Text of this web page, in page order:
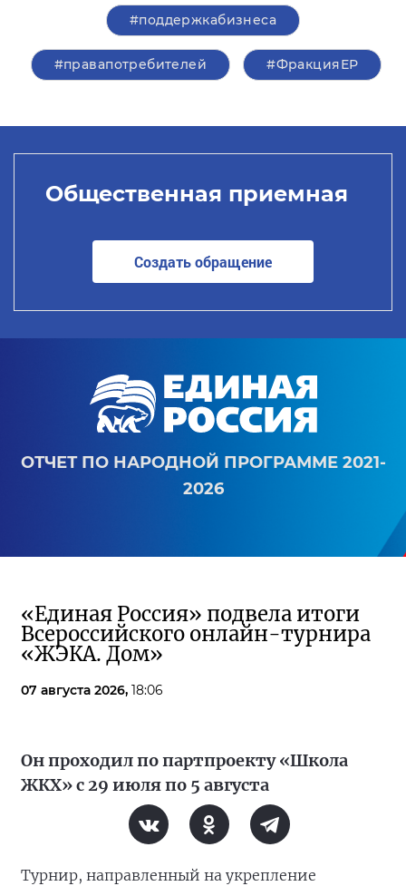
#поддержкабизнеса
#правапотребителей #ФракцияЕР
Общественная приемная
Создать обращение
ОТЧЕТ ПО НАРОДНОЙ ПРОГРАММЕ 2021-
2026
«Единая Россия» подвела итоги
Всероссийского онлайн-турнира
«ЖЭКА. Дом»
07 августа 2026, 18:06
Он проходил по партпроекту «Школа
ЖКХ» с 29 июля по 5 августа
Турнир, направленный на укрепление